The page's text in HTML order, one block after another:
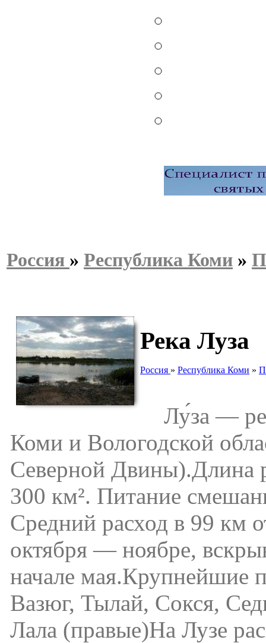
Россия » Республика Коми »
Река Луза
Россия »Республика Коми »
Лу́за —
Коми и Вологодской
Северной Двины).Длина
300 км². Питание
Средний расход в 99 км
октября — ноябре,
начале мая.Крупнейшие
Вазюг, Тылай, Сокся,
Лала (правые)На Лузе